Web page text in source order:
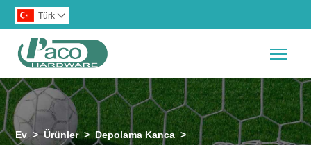
Türk 
Ev > Ürünler > Depolama Kanca >